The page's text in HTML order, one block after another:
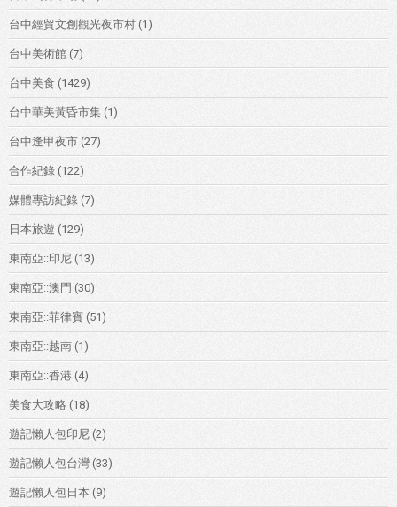
台中經貿文創觀光夜市村 (1)
台中美術館 (7)
台中美食 (1429)
台中華美黃昏市集 (1)
台中逢甲夜市 (27)
合作紀錄 (122)
媒體專訪紀錄 (7)
日本旅遊 (129)
東南亞::印尼 (13)
東南亞::澳門 (30)
東南亞::菲律賓 (51)
東南亞::越南 (1)
東南亞::香港 (4)
美食大攻略 (18)
遊記懶人包印尼 (2)
遊記懶人包台灣 (33)
遊記懶人包日本 (9)